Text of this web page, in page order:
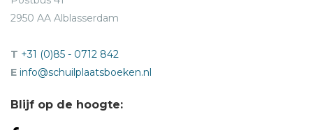
2950 AA Alblasserdam
T +31 (0)85 - 0712 842
E info@schuilplaatsboeken.nl
Blijf op de hoogte: